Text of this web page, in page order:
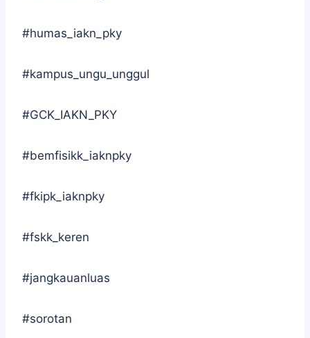
#humas_iakn_pky
#kampus_ungu_unggul
#GCK_IAKN_PKY
#bemfisikk_iaknpky
#fkipk_iaknpky
#fskk_keren
#jangkauanluas
#sorotan